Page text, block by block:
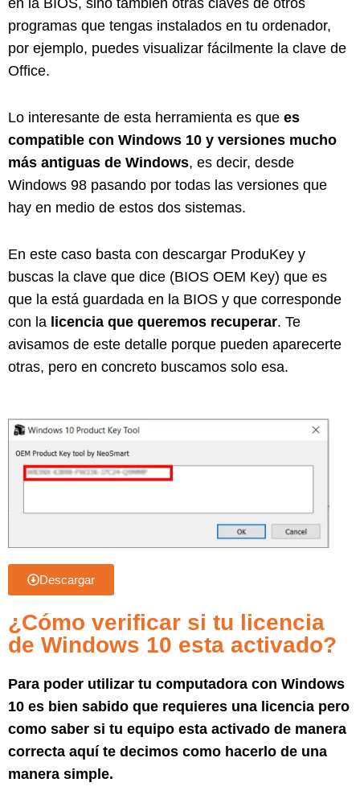
programas que tengas instalados en tu ordenador,
por ejemplo, puedes visualizar fácilmente la clave de
Office.
Lo interesante de esta herramienta es que es
compatible con Windows 10 y versiones mucho
más antiguas de Windows, es decir, desde
Windows 98 pasando por todas las versiones que
hay en medio de estos dos sistemas.
En este caso basta con descargar ProduKey y
buscas la clave que dice (BIOS OEM Key) que es
que la está guardada en la BIOS y que corresponde
con la licencia que queremos recuperar. Te
avisamos de este detalle porque pueden aparecerte
otras, pero en concreto buscamos solo esa.
Descargar
¿Cómo verificar si tu licencia
de Windows 10 esta activado?
Para poder utilizar tu computadora con Windows
10 es bien sabido que requieres una licencia pero
como saber si tu equipo esta activado de manera
correcta aquí te decimos como hacerlo de una
manera simple.